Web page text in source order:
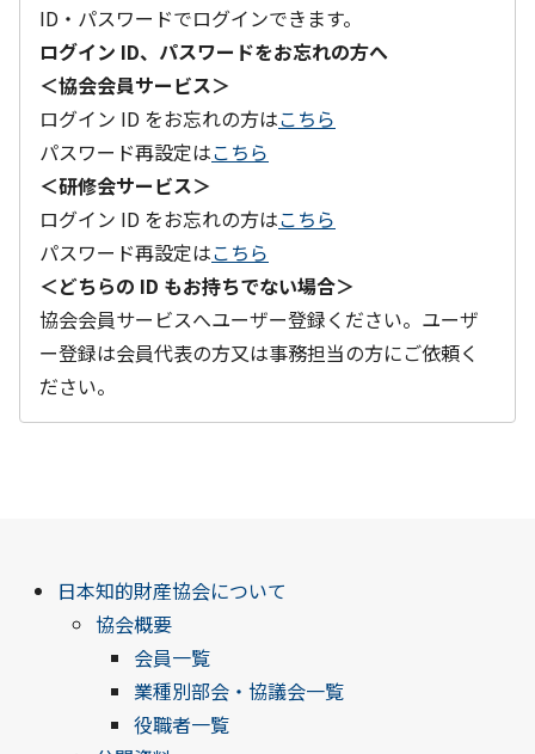
ID・パスワードでログインできます。
ログイン ID、パスワードをお忘れの方へ
＜協会会員サービス＞
ログイン ID をお忘れの方はこちら
パスワード再設定はこちら
＜研修会サービス＞
ログイン ID をお忘れの方はこちら
パスワード再設定はこちら
＜どちらの ID もお持ちでない場合＞
協会会員サービスへユーザー登録ください。ユーザ
ー登録は会員代表の方又は事務担当の方にご依頼く
ださい。
日本知的財産協会について
協会概要
会員一覧
業種別部会・協議会一覧
役職者一覧